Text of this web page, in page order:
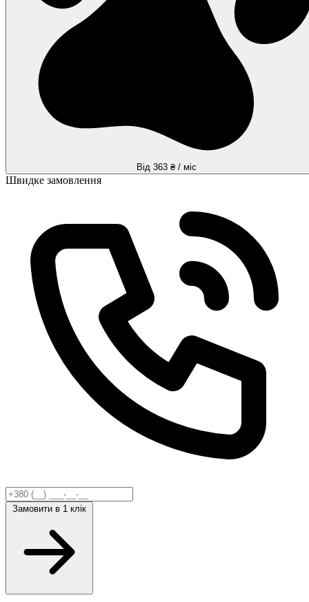
Від 363 ₴ / міс
Швидке замовлення
Замовити в 1 клік